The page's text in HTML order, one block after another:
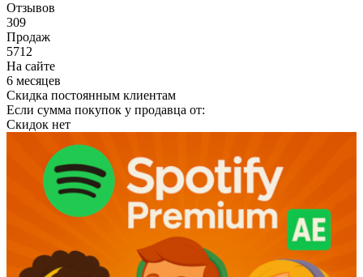
Отзывов
309
Продаж
5712
На сайте
6 месяцев
Скидка постоянным клиентам
Если сумма покупок у продавца от:
Скидок нет